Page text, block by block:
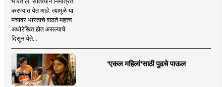
करण्यात येत आहे. त्यामुळे या
मंचावर भारताचे वाढते महत्त्व
अधोरेखित होत असल्याचे
दिसून येते...
'एकल महिलां'साठी पुढचे पाऊल